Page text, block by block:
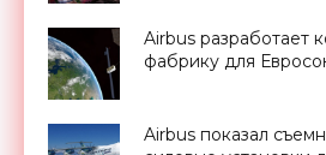
Airbus разработает
фабрику для
Airbus показал